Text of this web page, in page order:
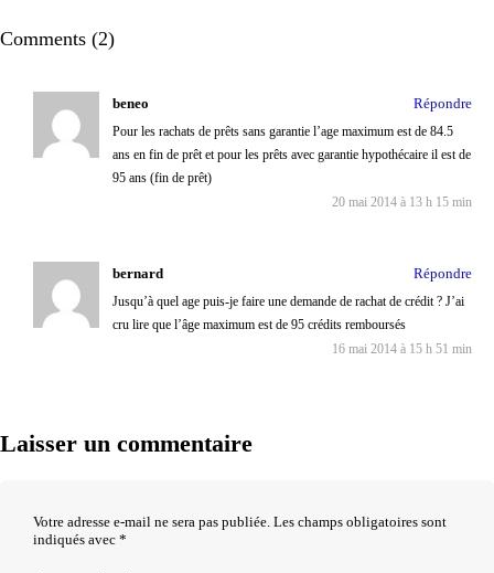
Comments (2)
beneo Répondre
Pour les rachats de prêts sans garantie l’age maximum est de 84.5
ans en fin de prêt et pour les prêts avec garantie hypothécaire il est de
95 ans (fin de prêt)
20 mai 2014 à 13 h 15 min
bernard Répondre
Jusqu’à quel age puis-je faire une demande de rachat de crédit ? J’ai
cru lire que l’âge maximum est de 95 crédits remboursés
16 mai 2014 à 15 h 51 min
Laisser un commentaire
Votre adresse e-mail ne sera pas publiée. Les champs obligatoires sont
indiqués avec *